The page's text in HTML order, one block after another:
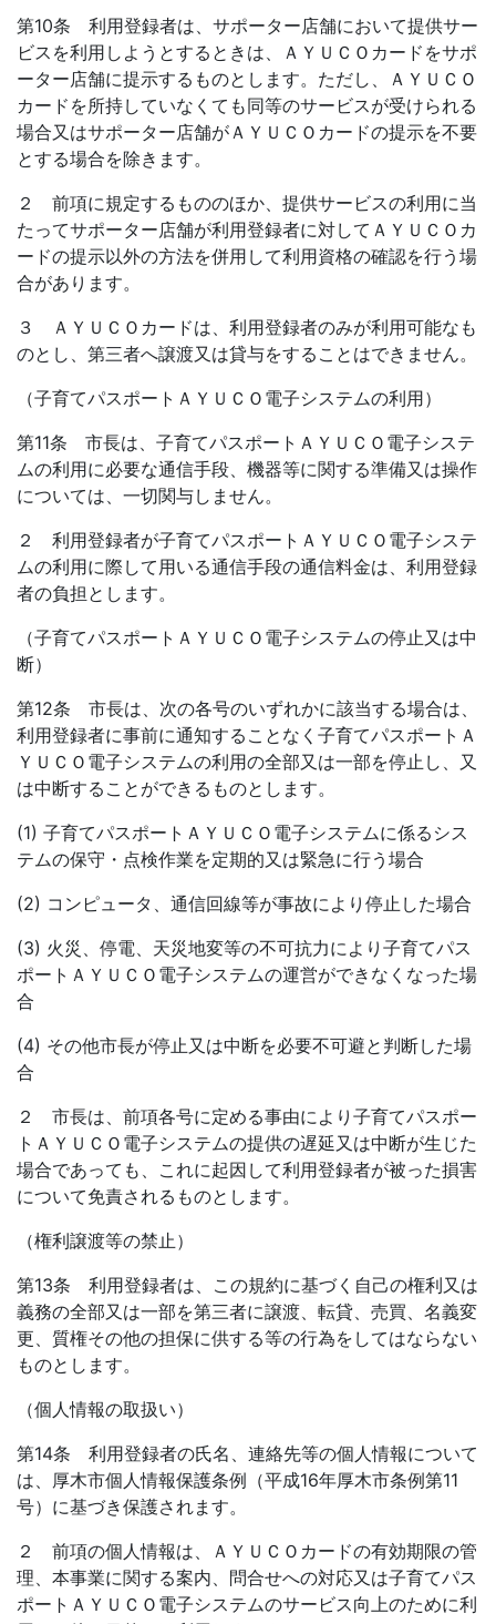
第10条 利用登録者は、サポーター店舗において提供サー
ビスを利用しようとするときは、ＡＹＵＣＯカードをサポ
ーター店舗に提示するものとします。ただし、ＡＹＵＣＯ
カードを所持していなくても同等のサービスが受けられる
場合又はサポーター店舗がＡＹＵＣＯカードの提示を不要
とする場合を除きます。
２ 前項に規定するもののほか、提供サービスの利用に当
たってサポーター店舗が利用登録者に対してＡＹＵＣＯカ
ードの提示以外の方法を併用して利用資格の確認を行う場
合があります。
３ ＡＹＵＣＯカードは、利用登録者のみが利用可能なも
のとし、第三者へ譲渡又は貸与をすることはできません。
（子育てパスポートＡＹＵＣＯ電子システムの利用）
第11条 市長は、子育てパスポートＡＹＵＣＯ電子システ
ムの利用に必要な通信手段、機器等に関する準備又は操作
については、一切関与しません。
２ 利用登録者が子育てパスポートＡＹＵＣＯ電子システ
ムの利用に際して用いる通信手段の通信料金は、利用登録
者の負担とします。
（子育てパスポートＡＹＵＣＯ電子システムの停止又は中
断）
第12条 市長は、次の各号のいずれかに該当する場合は、
利用登録者に事前に通知することなく子育てパスポートＡ
ＹＵＣＯ電子システムの利用の全部又は一部を停止し、又
は中断することができるものとします。
(1) 子育てパスポートＡＹＵＣＯ電子システムに係るシス
テムの保守・点検作業を定期的又は緊急に行う場合
(2) コンピュータ、通信回線等が事故により停止した場合
(3) 火災、停電、天災地変等の不可抗力により子育てパス
ポートＡＹＵＣＯ電子システムの運営ができなくなった場
合
(4) その他市長が停止又は中断を必要不可避と判断した場
合
２ 市長は、前項各号に定める事由により子育てパスポー
トＡＹＵＣＯ電子システムの提供の遅延又は中断が生じた
場合であっても、これに起因して利用登録者が被った損害
について免責されるものとします。
（権利譲渡等の禁止）
第13条 利用登録者は、この規約に基づく自己の権利又は
義務の全部又は一部を第三者に譲渡、転貸、売買、名義変
更、質権その他の担保に供する等の行為をしてはならない
ものとします。
（個人情報の取扱い）
第14条 利用登録者の氏名、連絡先等の個人情報について
は、厚木市個人情報保護条例（平成16年厚木市条例第11
号）に基づき保護されます。
２ 前項の個人情報は、ＡＹＵＣＯカードの有効期限の管
理、本事業に関する案内、問合せへの対応又は子育てパス
ポートＡＹＵＣＯ電子システムのサービス向上のために利